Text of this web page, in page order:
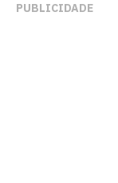
PUBLICIDADE